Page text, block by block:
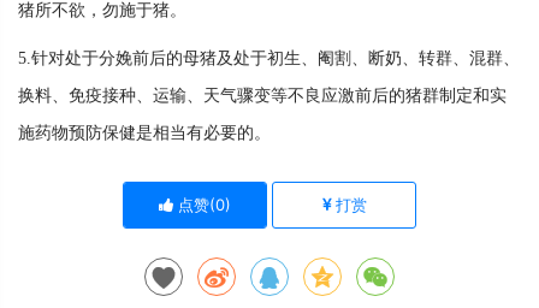
猪所不欲，勿施于猪。
5.针对处于分娩前后的母猪及处于初生、阉割、断奶、转群、混群、
换料、免疫接种、运输、天气骤变等不良应激前后的猪群制定和实
施药物预防保健是相当有必要的。
点赞(0) 打赏